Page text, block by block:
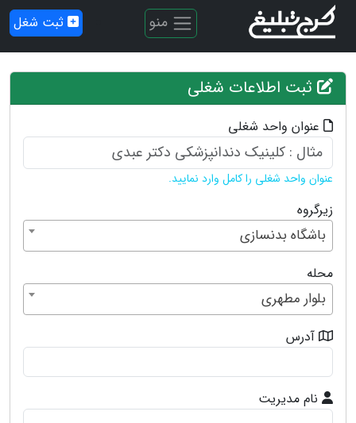
منو ثبت شغل
ثبت اطلاعات شغلی
عنوان واحد شغلی
عنوان واحد شغلی را کامل وارد نمایید.
زیرگروه
باشگاه بدنسازی
محله
بلوار مطهری
آدرس
نام مدیریت